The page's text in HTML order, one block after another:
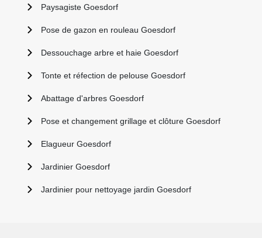
Paysagiste Goesdorf
Pose de gazon en rouleau Goesdorf
Dessouchage arbre et haie Goesdorf
Tonte et réfection de pelouse Goesdorf
Abattage d'arbres Goesdorf
Pose et changement grillage et clôture Goesdorf
Elagueur Goesdorf
Jardinier Goesdorf
Jardinier pour nettoyage jardin Goesdorf